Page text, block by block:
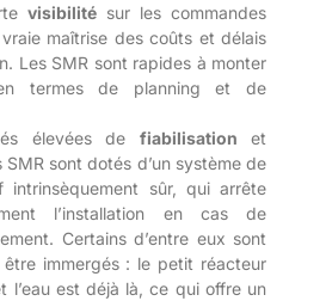
visibilité sur les commandes
maîtrise des coûts et délais
Les SMR sont rapides à monter
termes de planning et de
élevées de fiabilisation et
SMR sont dotés d’un système de
intrinsèquement sûr, qui arrête
l’installation en cas de
Certains d’entre eux sont
immergés : le petit réacteur
l’eau est déjà là, ce qui offre un